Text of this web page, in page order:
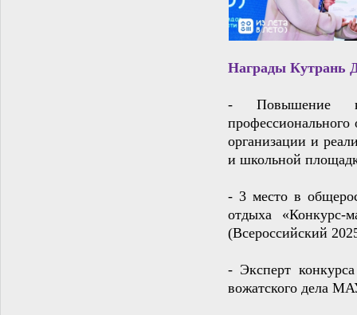
Награды Кутрань
- Повышение
профессионального
организации и
и школьной
- 3 место в
отдыха «Конкурс-
(Всероссийский
- Эксперт к
вожатского дела